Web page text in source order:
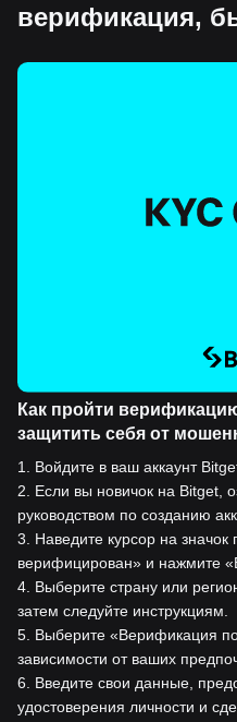
верификация,
Как пройти
защитить себя от
1
Войдите в ваш аккаунт
2
Если вы новичок на Bitget,
руководством по созданию
3
Наведите курсор на
верифицирован» и нажмите
4 Выберите страну или
затем следуйте инструкциям.
5 Выберите «Верификация
зависимости от ваших
6
Введите свои данные,
удостоверения личности и